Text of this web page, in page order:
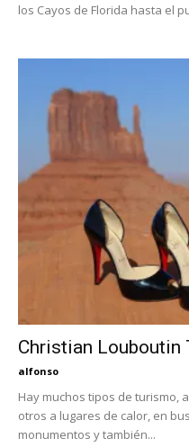
los Cayos de Florida hasta el
Christian Louboutin
alfonso
Hay muchos tipos de turismo,
otros a lugares de calor, en
monumentos y también...